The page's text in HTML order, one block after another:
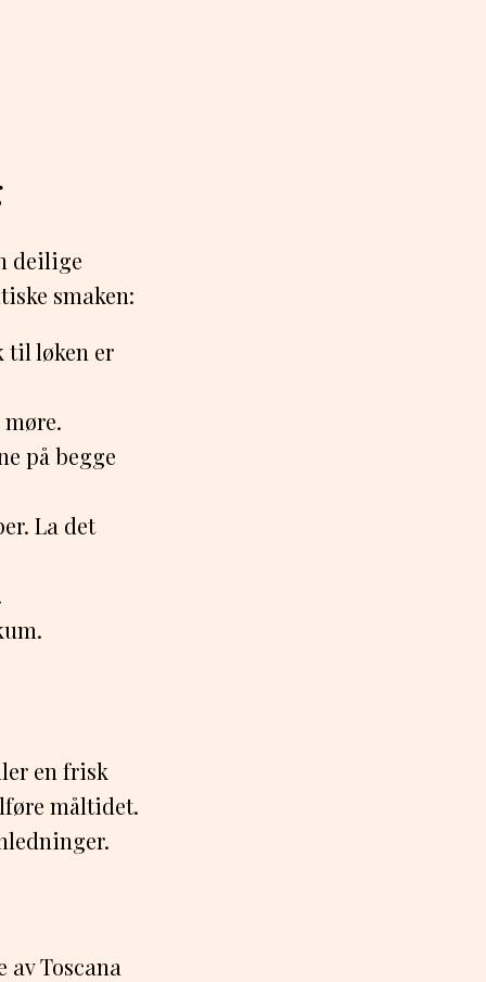
deilige
smaken:
til løken er
på begge
La det
en frisk
måltidet.
Toscana